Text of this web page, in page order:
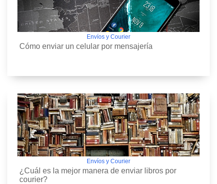
Envíos y Courier
Cómo enviar un celular por mensajería
Envíos y Courier
¿Cuál es la mejor manera de enviar libros por
courier?